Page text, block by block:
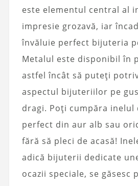
este elementul central al
impresie grozavă, iar
învăluie perfect bijuteria
Metalul este disponibil în
astfel încât să puteți
aspectul bijuteriilor pe
dragi. Poți cumpăra inelul
perfect din aur alb sau
fără să pleci de acasă!
adică bijuterii dedicate
ocazii speciale, se găsesc